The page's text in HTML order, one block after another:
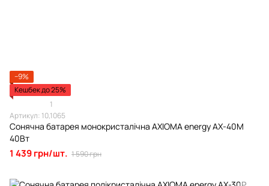
−9%
Кешбек до 25%
1
Артикул: 10,1065
Сонячна батарея монокристалічна AXIOMA energy AX-40M
40Вт
1 439 грн/шт. 1 590 грн